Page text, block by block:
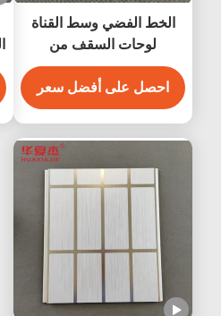
الخط الفضي وسط القناة
لوحات السقف من
البروتوكول الفولاذي
احصل على أفضل سعر